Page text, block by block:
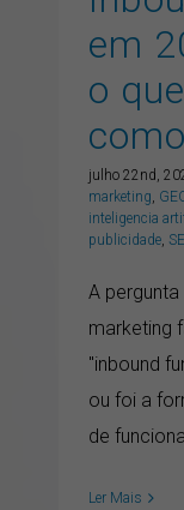
em
o
julho 22nd,
marketing,
inteligencia
publicidade,
A
marketing
"inbound
ou foi a
de
Ler Mais